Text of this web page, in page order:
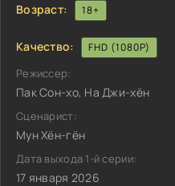
Возраст:
18+
Качество: FHD (1080P)
Режиссер:
Пак Сон-хо, На Джи-хён
Сценарист:
Мун Хён-гён
Дата выхода 1-й серии:
17 января 2026